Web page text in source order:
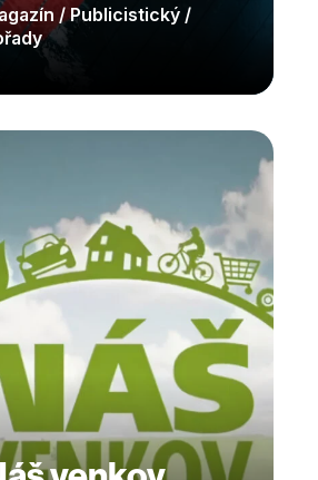
/ Publicistický /